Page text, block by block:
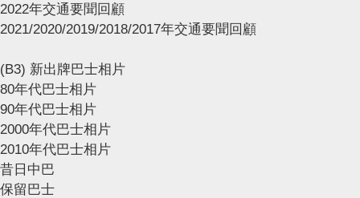
2022年交通要聞回顧
2021/2020/2019/2018/2017年交通要聞回顧
(B3) 新出牌巴士相片
80年代巴士相片
90年代巴士相片
2000年代巴士相片
2010年代巴士相片
昔日中巴
保留巴士